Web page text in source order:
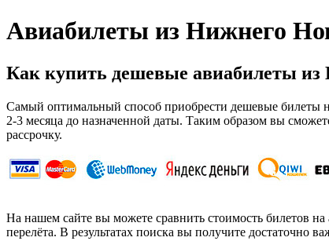
Авиабилеты из Нижнего
Как купить дешевые авиабилеты
Самый оптимальный способ приобрести дешевые билеты
2-3 месяца до назначенной даты. Таким образом вы
рассрочку.
На нашем сайте вы можете сравнить стоимость билетов
перелёта. В результатах поиска вы получите достаточно